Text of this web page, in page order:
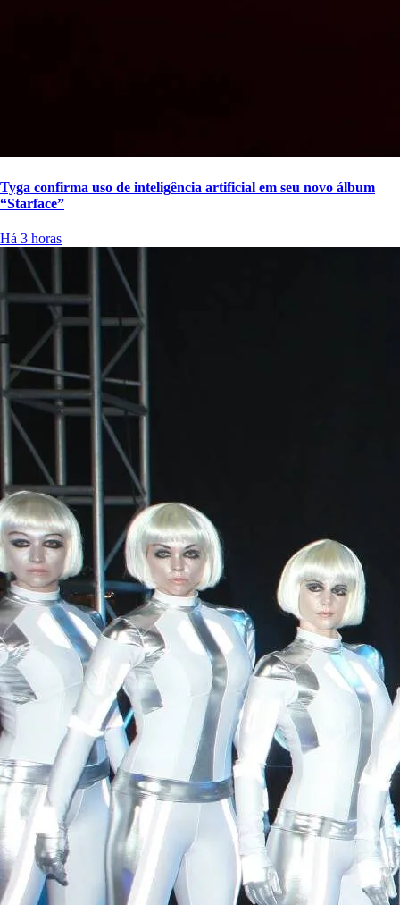
Tyga confirma uso de inteligência artificial em seu novo álbum
“Starface”
Há 3 horas